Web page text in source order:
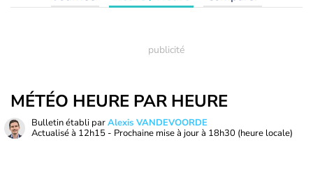
MÉTÉO HEURE PAR HEURE
Bulletin établi parAlexis VANDEVOORDE
Actualisé à 12h15 - Prochaine mise à jour à 18h30 (heure locale)